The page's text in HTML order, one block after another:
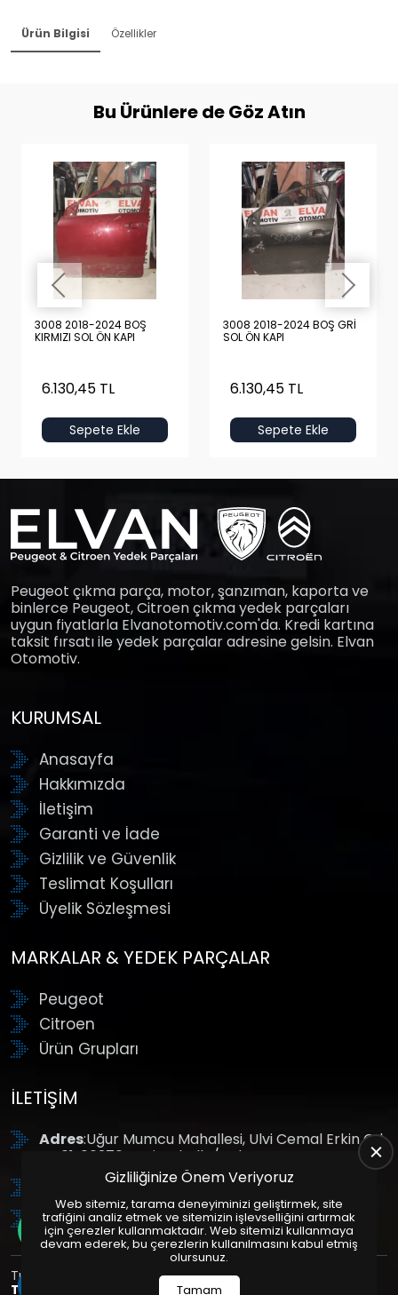
Ürün Bilgisi Özellikler
Bu Ürünlere de Göz Atın
3008 2018-2024 BOŞ
KIRMIZI SOL ÖN KAPI
6.130,45 TL
Sepete Ekle
3008 2018-2024 BOŞ GRİ
SOL ÖN KAPI
6.130,45 TL
Sepete Ekle
Peugeot çıkma parça, motor, şanzıman, kaporta ve
binlerce Peugeot, Citroen çıkma yedek parçaları
uygun fiyatlarla Elvanotomotiv.com'da. Kredi kartına
taksit fırsatı ile yedek parçalar adresine gelsin. Elvan
Otomotiv.
KURUMSAL
Anasayfa
Hakkımızda
İletişim
Garanti ve İade
Gizlilik ve Güvenlik
Teslimat Koşulları
Üyelik Sözleşmesi
MARKALAR & YEDEK PARÇALAR
Peugeot
Citroen
Ürün Grupları
İLETIŞIM
Adres:Uğur Mumcu Mahallesi, Ulvi Cemal Erkin Cd.
No:61, 06370 Yenimahalle/Ankara
: +90 (312) 354 8888
GSM: +90 (532) 343 4085
Tüm Hakları Saklıdır. | Bu site Us Yazılım
Tasarım
Paketleri ile Hazırlanmıştır. © 2025
Gizliliğinize Önem Veriyoruz
Web sitemiz, tarama deneyiminizi geliştirmek, site
trafiğini analiz etmek ve sitemizin işlevselliğini artırmak
için çerezler kullanmaktadır. Web sitemizi kullanmaya
devam ederek, bu çerezlerin kullanılmasını kabul etmiş
olursunuz.
Tamam